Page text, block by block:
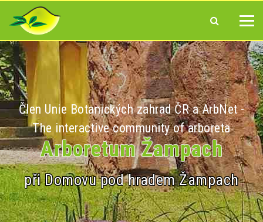
Člen Unie Botanických zahrad ČR a ArbNet -
The interactive community of arboreta
Arboretum Žampach
při Domovu pod hradem Žampach